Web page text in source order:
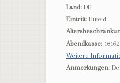
Land: DE
Eintritt: Huteld
Abendkasse:
Weitere
Anmerkungen: